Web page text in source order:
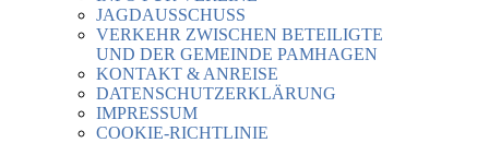
JAGDAUSSCHUSS
VERKEHR ZWISCHEN BETEILIGTE
UND DER GEMEINDE PAMHAGEN
KONTAKT & ANREISE
DATENSCHUTZERKLÄRUNG
IMPRESSUM
COOKIE-RICHTLINIE